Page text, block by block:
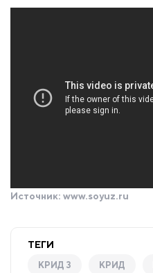
Источник: www.soyuz.ru
ТЕГИ
КРИД 3 КРИД